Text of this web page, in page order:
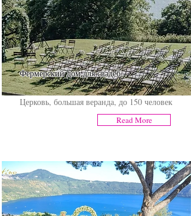
Фермерский дом для свадеб
Церковь, большая веранда, до 150 человек
Read More